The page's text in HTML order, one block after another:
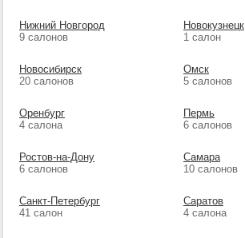
Нижний Новгород
9 салонов
Новокузнецк
1 салон
Новосибирск
20 салонов
Омск
5 салонов
Оренбург
4 салона
Пермь
6 салонов
Ростов-на-Дону
6 салонов
Самара
10 салонов
Санкт-Петербург
41 салон
Саратов
4 салона